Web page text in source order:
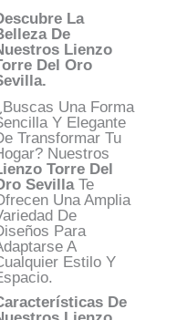
La
De
Lienzo
Del Oro
Una Forma
Y Elegante
Transformar Tu
Nuestros
Torre Del
SevillaTe
Una Amplia
De
Para
A
Estilo Y
De